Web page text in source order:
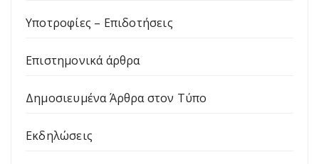
Υποτροφίες – Επιδοτήσεις
Επιστημονικά άρθρα
Δημοσιευμένα Άρθρα στον Τύπο
Εκδηλώσεις